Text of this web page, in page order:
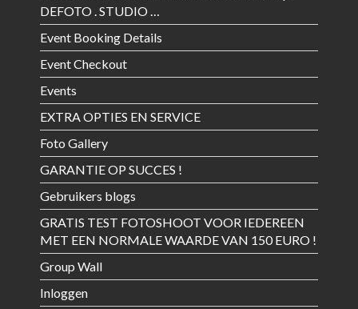
DEFOTO . STUDIO …
Event Booking Details
Event Checkout
Events
EXTRA OPTIES EN SERVICE
Foto Gallery
GARANTIE OP SUCCES !
Gebruikers blogs
GRATIS TEST FOTOSHOOT VOOR IEDEREEN
MET EEN NORMALE WAARDE VAN 150 EURO !
Group Wall
Inloggen